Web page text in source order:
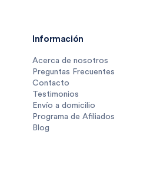
Información
Acerca de nosotros
Preguntas Frecuentes
Contacto
Testimonios
Envío a domicilio
Programa de Afiliados
Blog